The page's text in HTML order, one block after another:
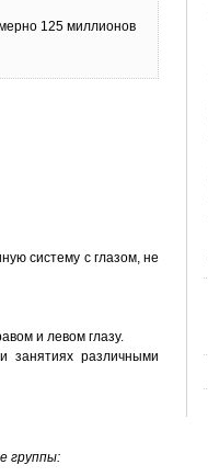
125 миллионов
систему с глазом, не
и левом глазу.
занятиях различными
группы: